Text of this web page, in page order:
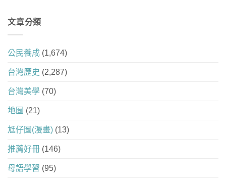
文章分類
公民養成 (1,674)
台灣歷史 (2,287)
台灣美學 (70)
地圖 (21)
尪仔圖(漫畫) (13)
推薦好冊 (146)
母語學習 (95)